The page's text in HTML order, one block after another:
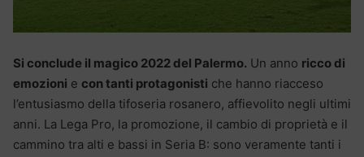
Si conclude il magico 2022 del Palermo. Un anno ricco di
emozioni e con tanti protagonisti che hanno riacceso
l’entusiasmo della tifoseria rosanero, affievolito negli ultimi
anni. La Lega Pro, la promozione, il cambio di proprietà e il
cammino tra alti e bassi in Seria B: sono veramente tanti i